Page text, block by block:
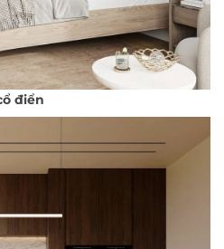
điển